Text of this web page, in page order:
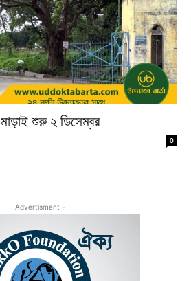
শুরু ২ ডিসেম্বর
0
- Advertisment -